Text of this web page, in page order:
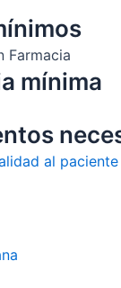
Farmacia
mínima
al paciente